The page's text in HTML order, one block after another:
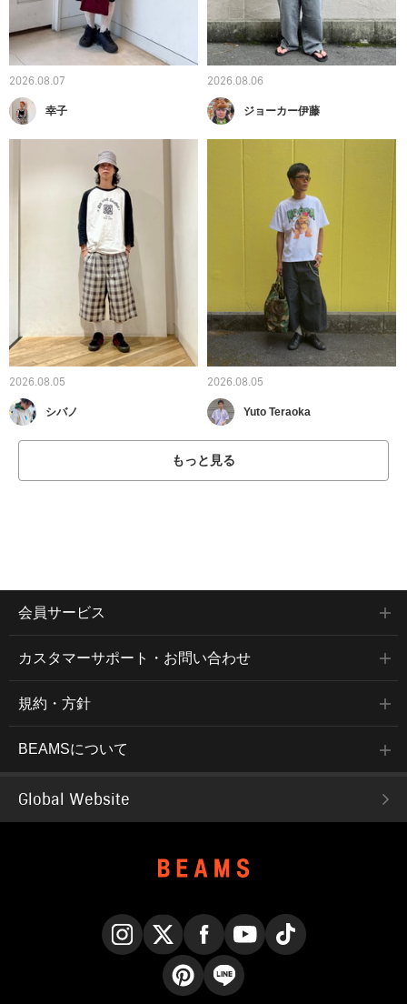
2026.08.07
幸子
2026.08.06
ジョーカー伊藤
2026.08.05
シバノ
2026.08.05
Yuto Teraoka
もっと見る
会員サービス
カスタマーサポート・お問い合わせ
規約・方針
BEAMSについて
Global Website